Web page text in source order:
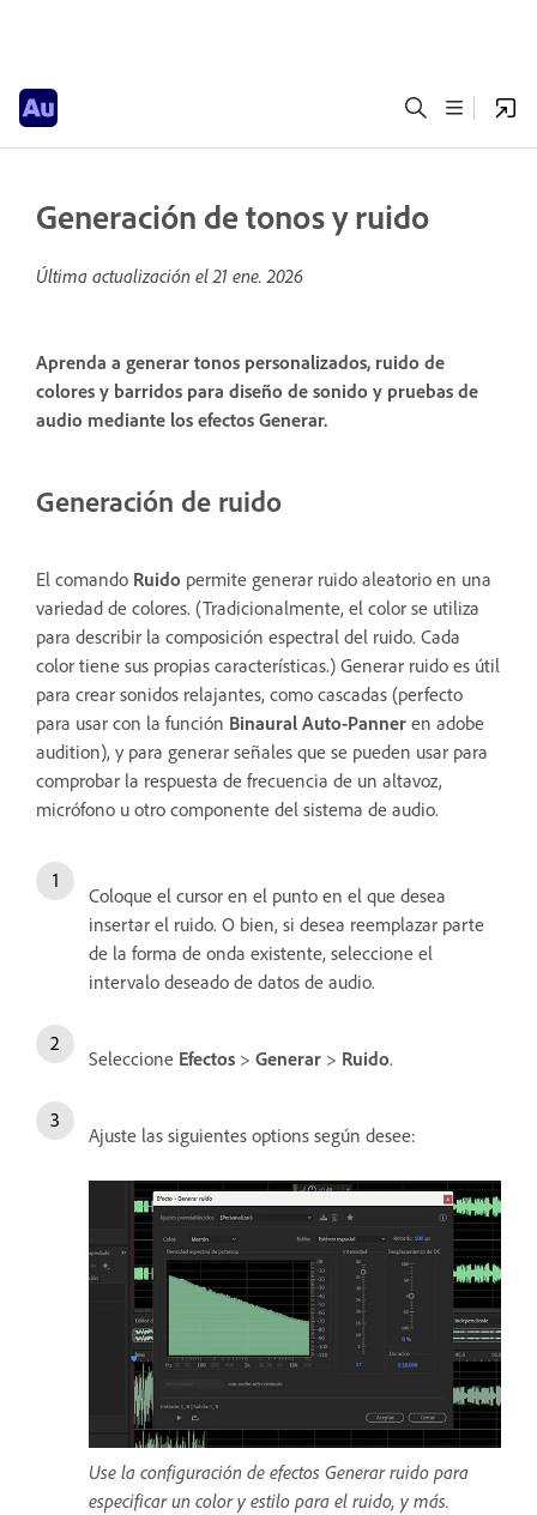
Generación de tonos y ruido
Última actualización el21 ene. 2026
Aprenda a generar tonos personalizados, ruido de
colores y barridos para diseño de sonido y pruebas de
audio mediante los efectos Generar.
Generación de ruido
El comando Ruido permite generar ruido aleatorio en una
variedad de colores. (Tradicionalmente, el color se utiliza
para describir la composición espectral del ruido. Cada
color tiene sus propias características.) Generar ruido es útil
para crear sonidos relajantes, como cascadas (perfecto
para usar con la función Binaural Auto-Panner en adobe
audition), y para generar señales que se pueden usar para
comprobar la respuesta de frecuencia de un altavoz,
micrófono u otro componente del sistema de audio.
Coloque el cursor en el punto en el que desea
insertar el ruido. O bien, si desea reemplazar parte
de la forma de onda existente, seleccione el
intervalo deseado de datos de audio.
Seleccione Efectos > Generar > Ruido.
Ajuste las siguientes options según desee:
Use la configuración de efectos Generar ruido para
especificar un color y estilo para el ruido, y más.